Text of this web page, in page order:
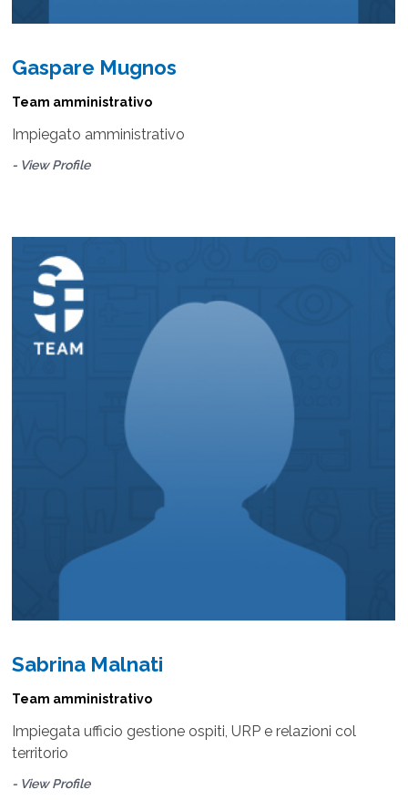
Gaspare Mugnos
Team amministrativo
Impiegato amministrativo
- View Profile
Sabrina Malnati
Team amministrativo
Impiegata ufficio gestione ospiti, URP e relazioni col
territorio
- View Profile